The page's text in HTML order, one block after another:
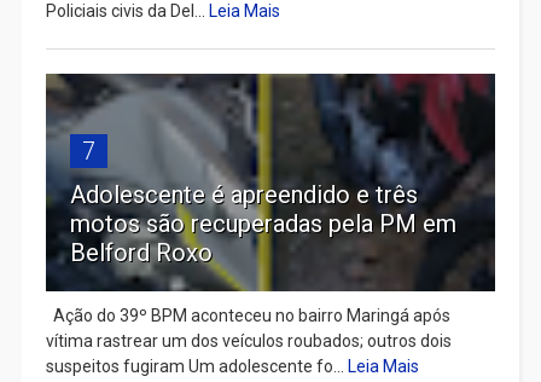
Policiais civis da Del... Leia Mais
7
Adolescente é apreendido e três
motos são recuperadas pela PM em
Belford Roxo
Ação do 39º BPM aconteceu no bairro Maringá após
vítima rastrear um dos veículos roubados; outros dois
suspeitos fugiram Um adolescente fo... Leia Mais